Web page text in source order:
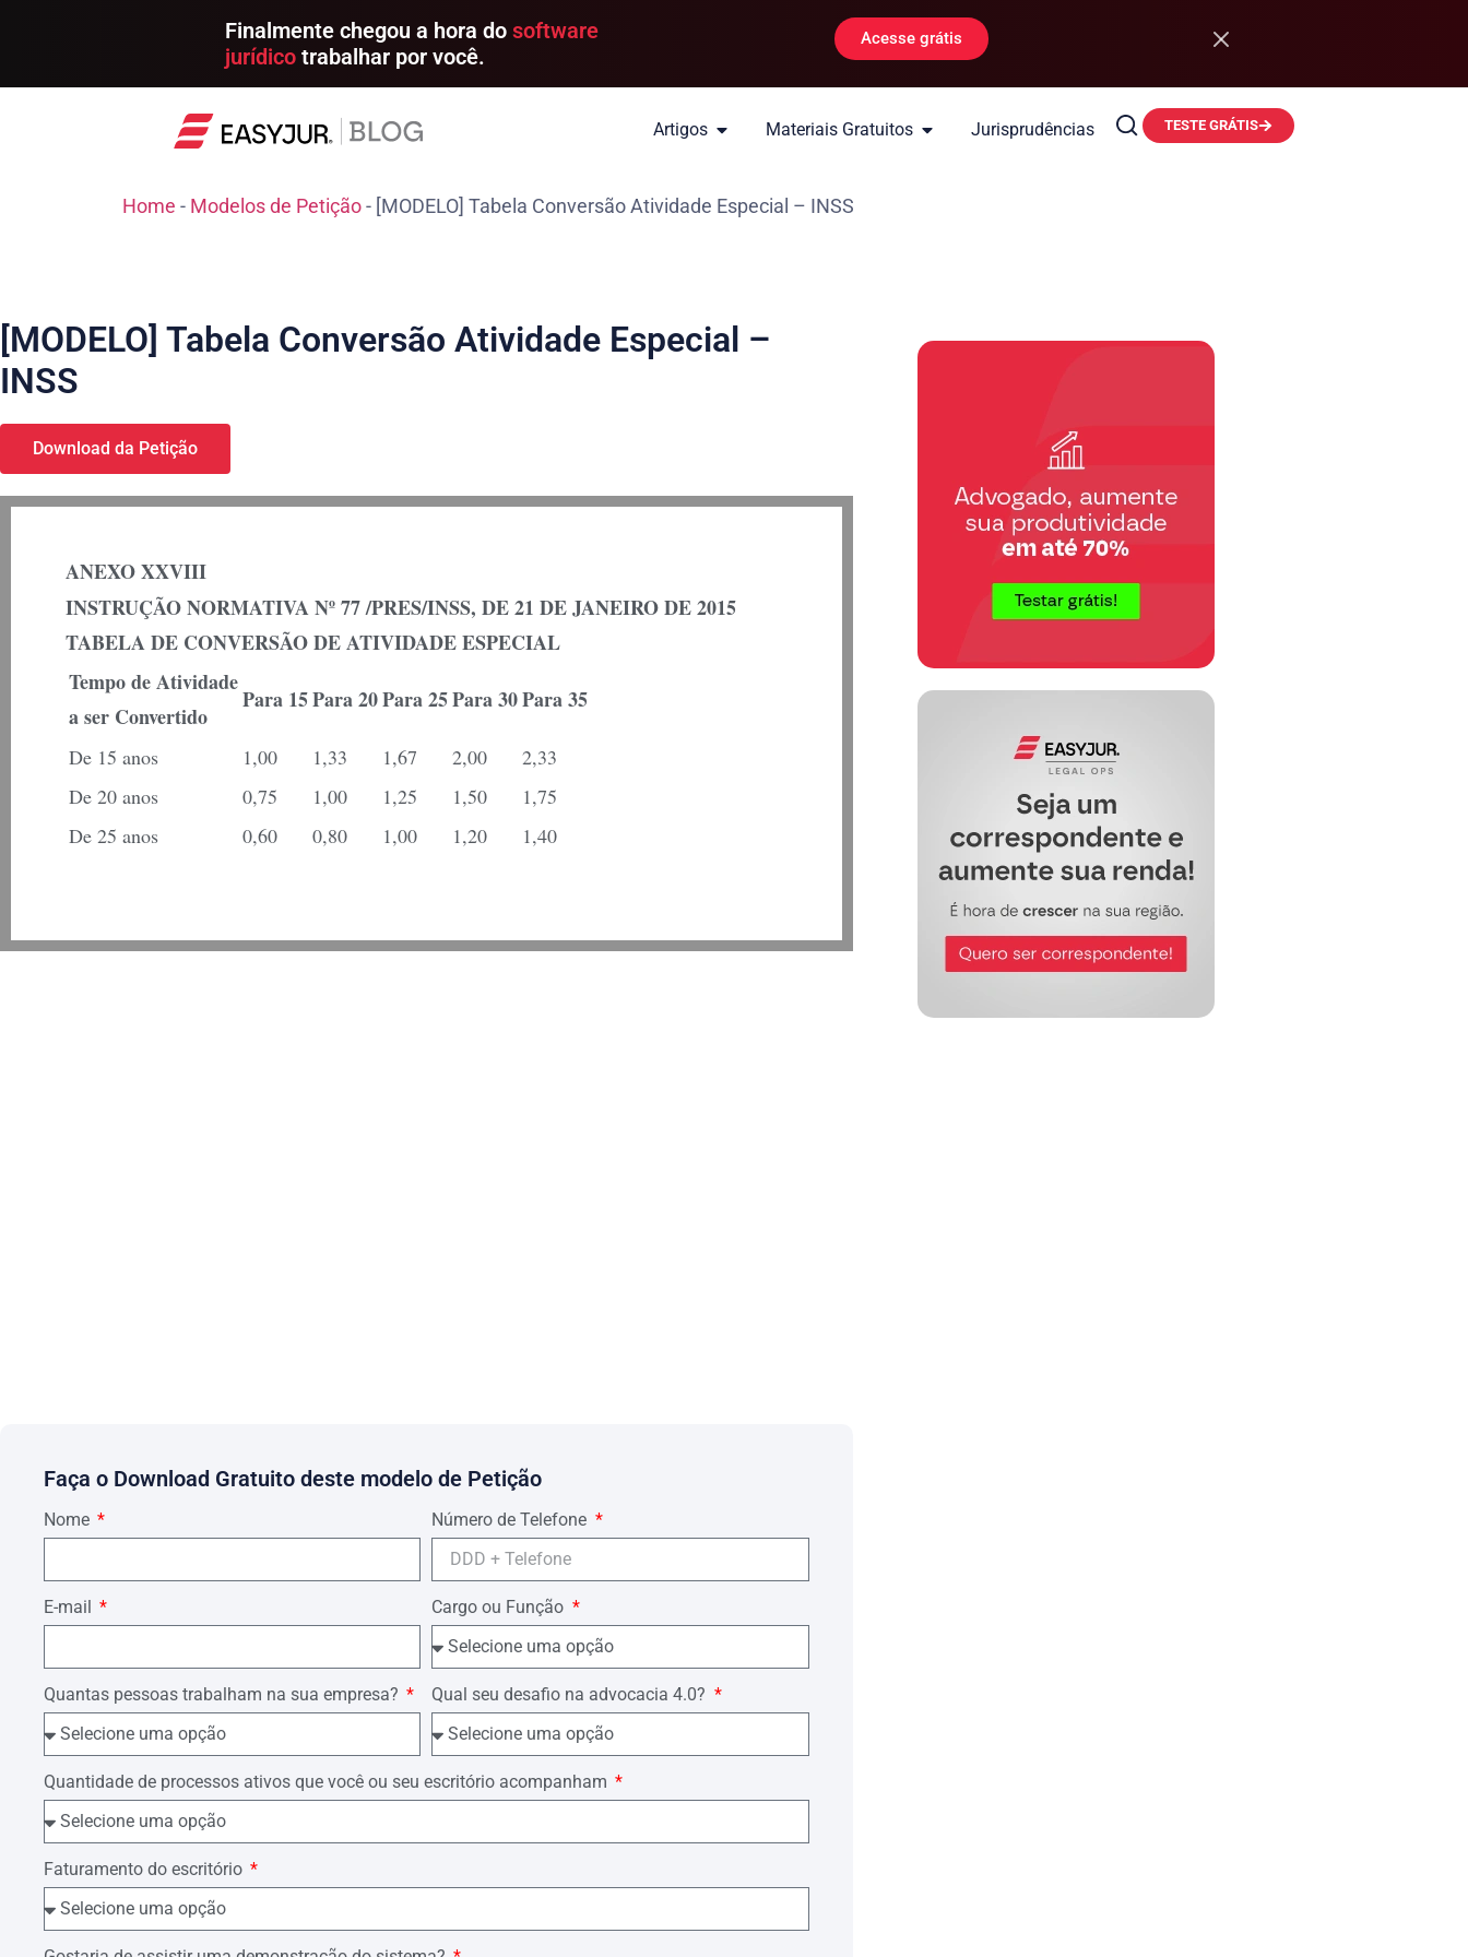
Finalmente chegou a hora dosoftware
jurídico trabalhar por você.
Acesse grátis
Artigos Materiais Gratuitos Jurisprudências TESTE GRÁTIS
Home - Modelos de Petição- [MODELO] Tabela Conversão Atividade Especial – INSS
[MODELO] Tabela Conversão Atividade Especial –
INSS
Download da Petição
ANEXO XXVIII
INSTRUÇÃO NORMATIVA Nº 77 /PRES/INSS, DE 21 DE JANEIRO DE 2015
TABELA DE CONVERSÃO DE ATIVIDADE ESPECIAL
Tempo de Atividade
a ser Convertido
Para 15Para 20Para 25Para 30Para 35
De 15 anos 1,00 1,33 1,67 2,00
2,33
De 20 anos
0,75 1,00 1,25 1,50
1,75
De 25 anos
0,60 0,80 1,00 1,20 1,40
Faça o Download Gratuito deste modelo de Petição
Nome Número de Telefone
E-mail Cargo ou Função
Quantas pessoas trabalham na sua empresa? Qual seu desafio na advocacia 4.0?
Quantidade de processos ativos que você ou seu escritório acompanham
Faturamento do escritório